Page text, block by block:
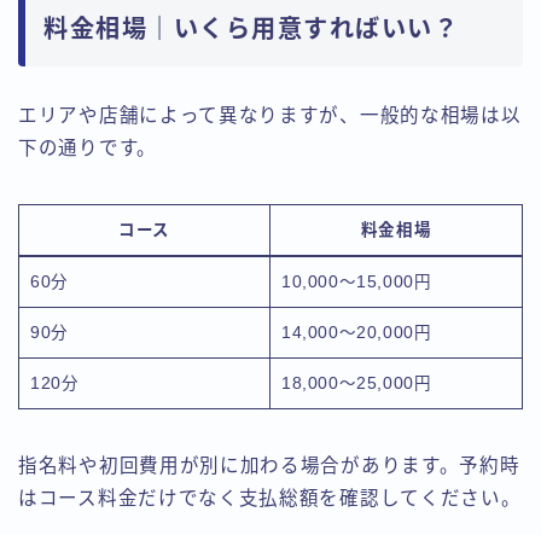
料金相場｜いくら用意すればいい？
エリアや店舗によって異なりますが、一般的な相場は以
下の通りです。
コース 料金相場
60分 10,000〜15,000円
90分 14,000〜20,000円
120分 18,000〜25,000円
指名料や初回費用が別に加わる場合があります。予約時
はコース料金だけでなく支払総額を確認してください。